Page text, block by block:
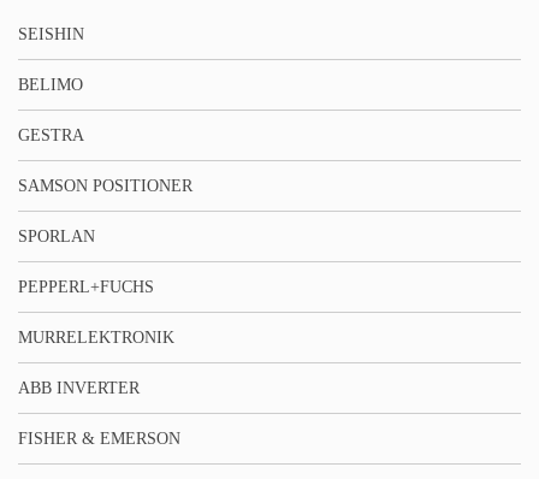
SEISHIN
BELIMO
GESTRA
SAMSON POSITIONER
SPORLAN
PEPPERL+FUCHS
MURRELEKTRONIK
ABB INVERTER
FISHER & EMERSON